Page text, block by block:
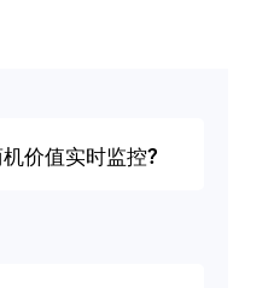
价值实时监控?